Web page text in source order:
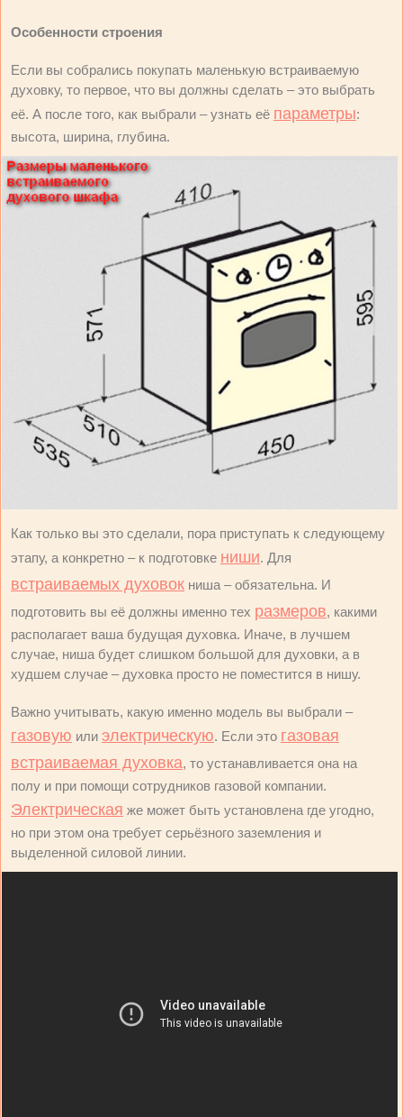
Особенности строения
Если вы собрались покупать маленькую встраиваемую
духовку, то первое, что вы должны сделать – это выбрать
её. А после того, как выбрали – узнать её параметры:
высота, ширина, глубина.
Как только вы это сделали, пора приступать к следующему
этапу, а конкретно – к подготовке ниши. Для
встраиваемых духовок ниша – обязательна. И
подготовить вы её должны именно тех размеров, какими
располагает ваша будущая духовка. Иначе, в лучшем
случае, ниша будет слишком большой для духовки, а в
худшем случае – духовка просто не поместится в нишу.
Важно учитывать, какую именно модель вы выбрали –
газовую или электрическую. Если это газовая
встраиваемая духовка, то устанавливается она на
полу и при помощи сотрудников газовой компании.
Электрическая же может быть установлена где угодно,
но при этом она требует серьёзного заземления и
выделенной силовой линии.